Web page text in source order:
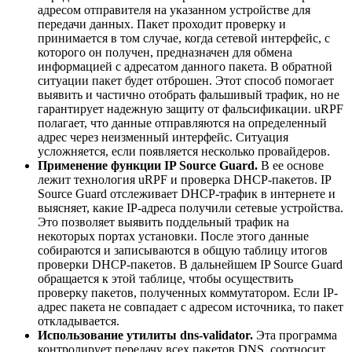
адресом отправителя на указанном устройстве для
передачи данных. Пакет проходит проверку и
принимается в том случае, когда сетевой интерфейс, с
которого он получен, предназначен для обмена
информацией с адресатом данного пакета. В обратной
ситуации пакет будет отброшен. Этот способ помогает
выявить и частично отобрать фальшивый трафик, но не
гарантирует надежную защиту от фальсификации. uRPF
полагает, что данные отправляются на определенный
адрес через неизменный интерфейс. Ситуация
усложняется, если появляется несколько провайдеров.
Применение функции IP Source Guard. В ее основе
лежит технология uRPF и проверка DHCP-пакетов. IP
Source Guard отслеживает DHCP-трафик в интернете и
выясняет, какие IP-адреса получили сетевые устройства.
Это позволяет выявить поддельный трафик на
некоторых портах установки. После этого данные
собираются и записываются в общую таблицу итогов
проверки DHCP-пакетов. В дальнейшем IP Source Guard
обращается к этой таблице, чтобы осуществить
проверку пакетов, полученных коммутатором. Если IP-
адрес пакета не совпадает с адресом источника, то пакет
откладывается.
Использование утилиты dns-validator. Эта программа
контролирует передачу всех пакетов DNS, соотносит